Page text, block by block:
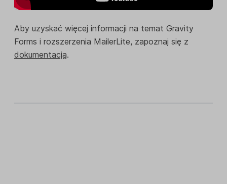
Aby uzyskać więcej informacji na temat Gravity
Forms i rozszerzenia MailerLite, zapoznaj się z
dokumentacją.